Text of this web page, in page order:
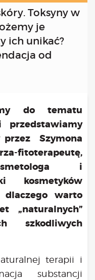
Toksyny w
je
ich unikać?
od
do tematu
przez Szymona
fitoterapeutę,
i
kosmetyków
warto
„naturalnych”
szkodliwych
terapii i
substancji
online marzec –
i LIVE’y)
zdrowia
na zdrowe
Piaseczeński